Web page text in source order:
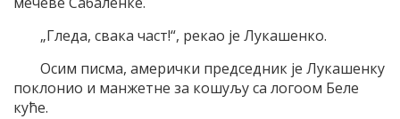
„Гледа, свака част!“, рекао је Лукашенко.
Осим писма, амерички председник је Лукашенку
поклонио и манжетне за кошуљу са логоом Беле
куће.